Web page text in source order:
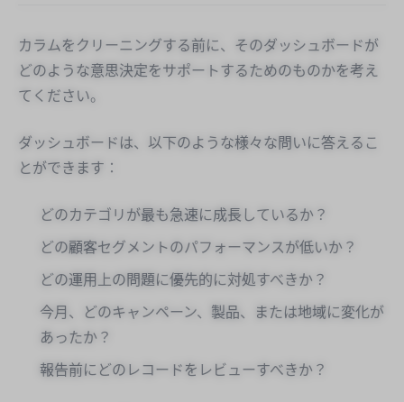
カラムをクリーニングする前に、そのダッシュボードが
どのような意思決定をサポートするためのものかを考え
てください。
ダッシュボードは、以下のような様々な問いに答えるこ
とができます：
どのカテゴリが最も急速に成長しているか？
どの顧客セグメントのパフォーマンスが低いか？
どの運用上の問題に優先的に対処すべきか？
今月、どのキャンペーン、製品、または地域に変化が
あったか？
報告前にどのレコードをレビューすべきか？